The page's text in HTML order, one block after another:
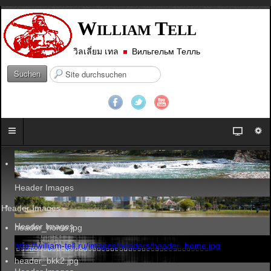
WILLIAM TELL
วิลเลี่ยม เทล Вильгельм Телль
Suchen
S
e
.
.
.
Header Images
Header Images
Header Images
header_home.jpg
http://william-tell.ru/images/headers/header_home.jpg
header_bkk2.jpg